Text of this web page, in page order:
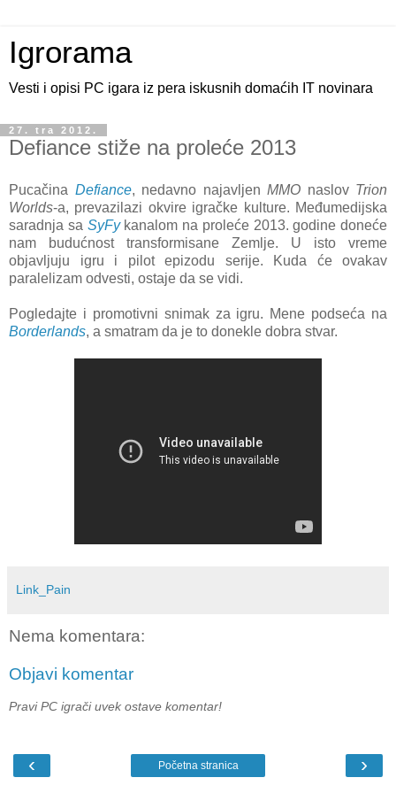
Igrorama
Vesti i opisi PC igara iz pera iskusnih domaćih IT novinara
27. tra 2012.
Defiance stiže na proleće 2013
Pucačina Defiance, nedavno najavljen MMO naslov Trion
Worlds-a, prevazilazi okvire igračke kulture. Međumedijska
saradnja sa SyFykanalom na proleće 2013. godine doneće
nam budućnost transformisane Zemlje. U isto vreme
objavljuju igru i pilot epizodu serije. Kuda će ovakav
paralelizam odvesti, ostaje da se vidi.
Pogledajte i promotivni snimak za igru. Mene podseća na
Borderlands, a smatram da je to donekle dobra stvar.
Link_Pain
Nema komentara:
Objavi komentar
Pravi PC igrači uvek ostave komentar!
‹ ›
Početna stranica